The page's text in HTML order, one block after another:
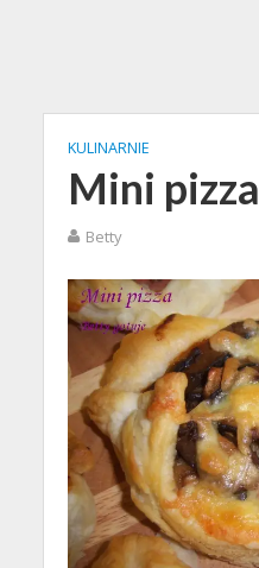
KULINARNIE
Mini pizza
Betty